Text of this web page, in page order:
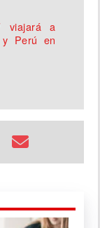
viajará a
y Perú en